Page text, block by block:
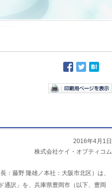
2016年4月1日
株式会社ケイ・オプティコム
：藤野 隆雄／本社：大阪市北区）は、
通訳」を、兵庫県豊岡市（以下、豊岡